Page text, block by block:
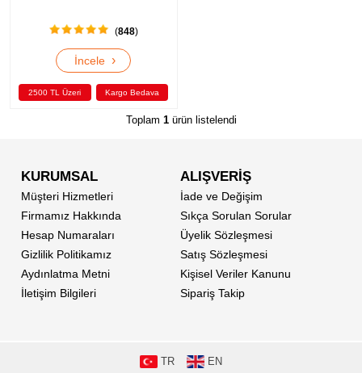
(848)
İncele ›
2500 TL Üzeri Kargo Bedava
Toplam 1ürün listelendi
KURUMSAL
Müşteri Hizmetleri
Firmamız Hakkında
Hesap Numaraları
Gizlilik Politikamız
Aydınlatma Metni
İletişim Bilgileri
ALIŞVERİŞ
İade ve Değişim
Sıkça Sorulan Sorular
Üyelik Sözleşmesi
Satış Sözleşmesi
Kişisel Veriler Kanunu
Sipariş Takip
TR EN